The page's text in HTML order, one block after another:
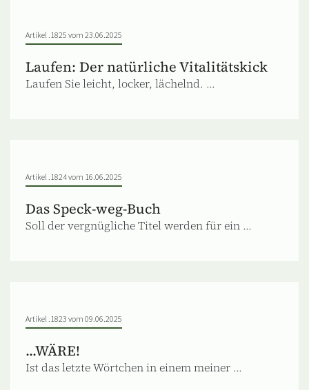
Artikel .1825 vom 23.06.2025
Laufen: Der natürliche Vitalitätskick
Laufen Sie leicht, locker, lächelnd. ...
Artikel .1824 vom 16.06.2025
Das Speck-weg-Buch
Soll der vergnügliche Titel werden für ein ...
Artikel .1823 vom 09.06.2025
...WÄRE!
Ist das letzte Wörtchen in einem meiner ...